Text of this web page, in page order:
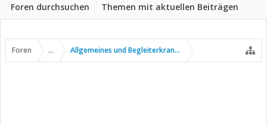
Foren durchsuchen Themen mit aktuellen Beiträgen
Foren ... Allgemeines und Begleiterkrankungen